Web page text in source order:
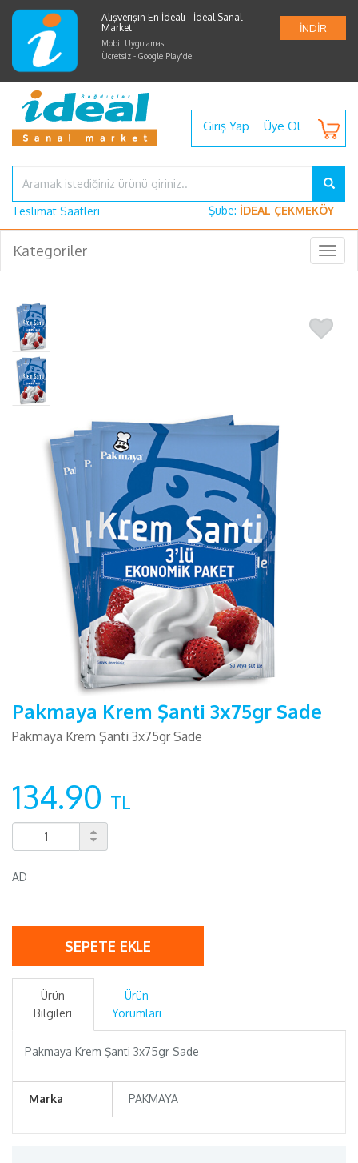
Alışverişin En İdeali - İdeal Sanal
Market
Mobil Uygulaması
Ücretsiz - Google Play'de
İNDİR
Giriş Yap Üye Ol
Teslimat Saatleri Şube: İDEAL ÇEKMEKÖY
Kategoriler
Pakmaya Krem Şanti 3x75gr Sade
Pakmaya Krem Şanti 3x75gr Sade
134.90 TL
AD
SEPETE EKLE
Ürün
Bilgileri
Ürün
Yorumları
Pakmaya Krem Şanti 3x75gr Sade
Marka PAKMAYA